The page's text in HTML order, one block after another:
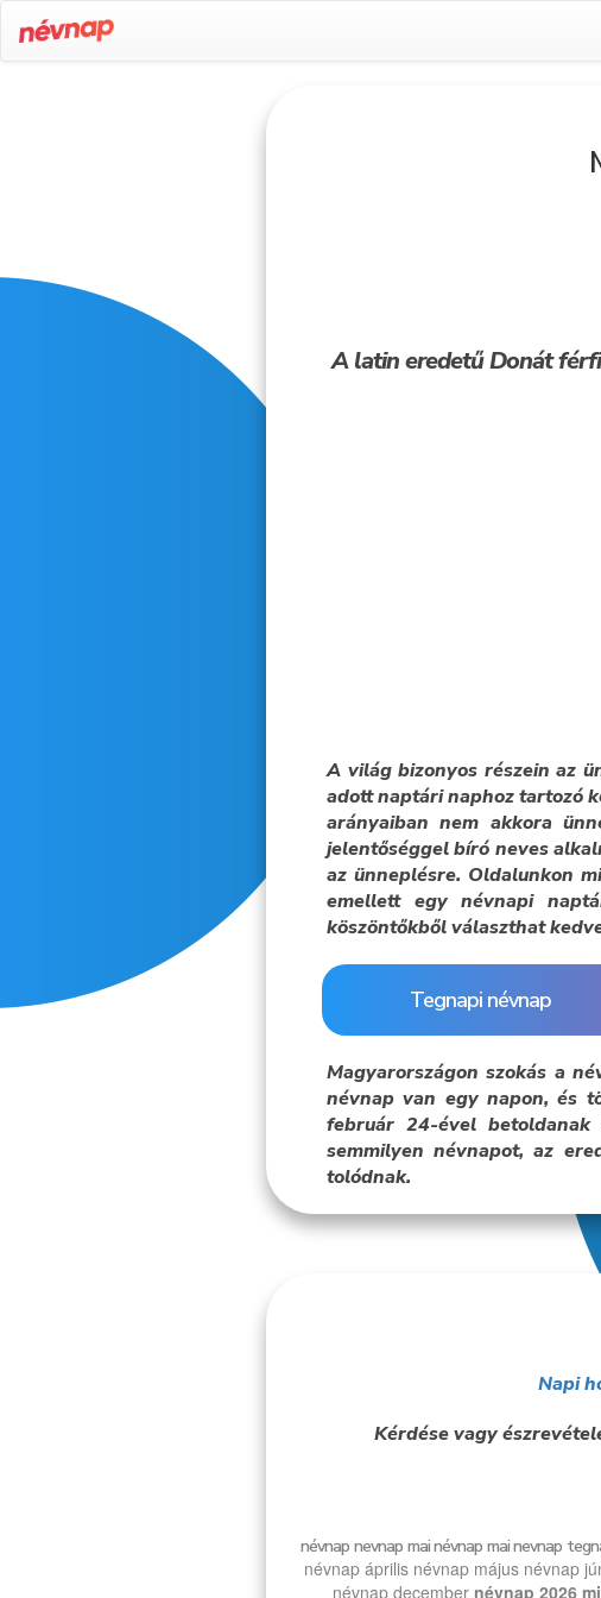
A latin eredetű Donát
A világ bizonyos részein az
adott naptári naphoz tartozó
arányaiban nem akkora
jelentőséggel bíró neves
az ünneplésre. Oldalunkon
emellett egy névnapi
köszöntőkből választhat
Tegnapi névnap
Magyarországon szokás a
névnap van egy napon, és
február 24-ével
semmilyen névnapot, az
tolódnak.
Napi
Kérdése vagy
névnap nevnap mai névnap mai nevnap
névnap április névnap május névnap
névnap december névnap 2026